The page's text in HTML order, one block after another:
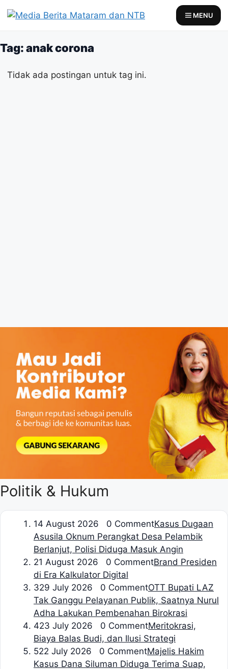
to
MENU
Tag: anak corona
Tidak ada postingan untuk tag ini.
Politik & Hukum
14 August 2026 0 CommentKasus Dugaan
Asusila Oknum Perangkat Desa Pelambik
Berlanjut, Polisi Diduga Masuk Angin
21 August 2026 0 CommentBrand Presiden
di Era Kalkulator Digital
329 July 2026 0 CommentOTT Bupati LAZ
Tak Ganggu Pelayanan Publik, Saatnya Nurul
Adha Lakukan Pembenahan Birokrasi
423 July 2026 0 CommentMeritokrasi,
Biaya Balas Budi, dan Ilusi Strategi
522 July 2026 0 CommentMajelis Hakim
Kasus Dana Siluman Diduga Terima Suap,